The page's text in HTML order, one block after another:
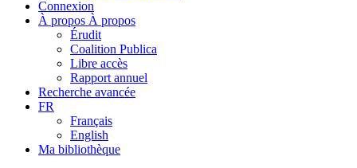
Connexion
À propos À propos
Érudit
Coalition Publica
Libre accès
Rapport annuel
Recherche avancée
FR
Français
English
Ma bibliothèque